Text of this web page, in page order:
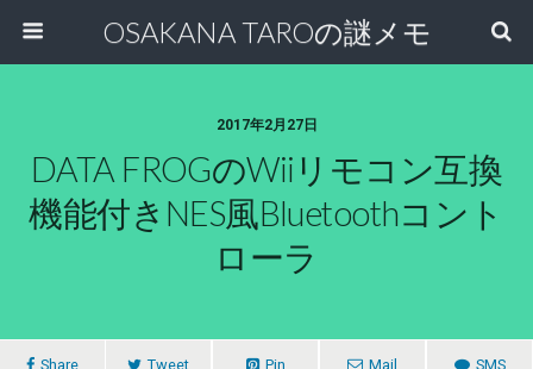
OSAKANA TAROの謎メモ
2017年2月27日
DATA FROGのWiiリモコン互換
機能付きNES風Bluetoothコント
ローラ
Share Tweet Pin Mail SMS